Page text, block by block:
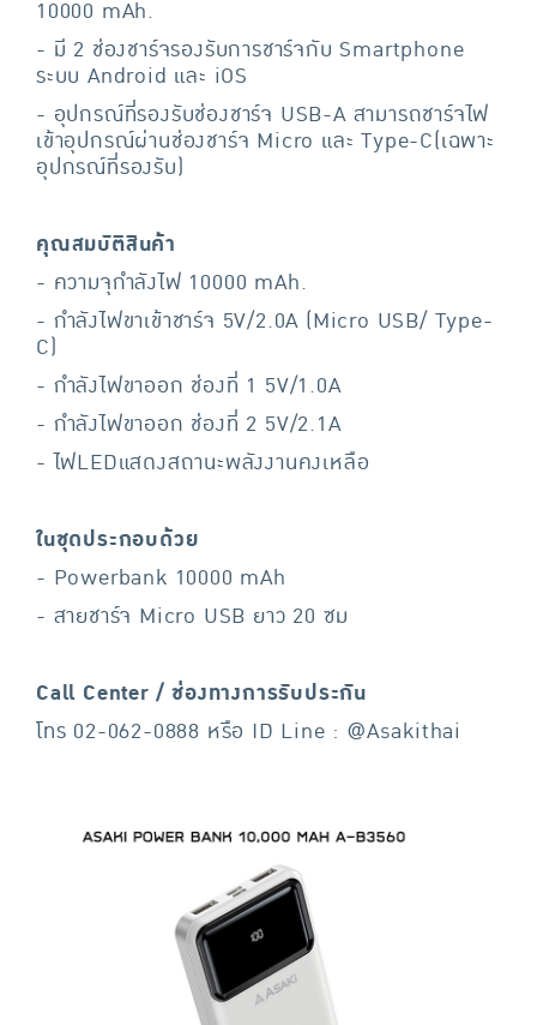
10000 mAh.
- มี 2 ช่องชาร์จรองรับการชาร์จกับ Smartphone
ระบบ Android และ iOS
- อุปกรณ์ที่รองรับช่องชาร์จ USB-A สามารถชาร์จไฟ
เข้าอุปกรณ์ผ่านช่องชาร์จ Micro และ Type-C(เฉพาะ
อุปกรณ์ที่รองรับ)
คุณสมบัติสินค้า
- ความจุกำลังไฟ 10000 mAh.
- กำลังไฟขาเข้าชาร์จ 5V/2.0A (Micro USB/ Type-
C)
- กำลังไฟขาออก ช่องที่ 1 5V/1.0A
- กำลังไฟขาออก ช่องที่ 2 5V/2.1A
- ไฟLEDแสดงสถานะพลังงานคงเหลือ
ในชุดประกอบด้วย
- Powerbank 10000 mAh
- สายชาร์จ Micro USB ยาว 20 ซม
Call Center / ช่องทางการรับประกัน
โทร 02-062-0888 หรือ ID Line : @Asakithai